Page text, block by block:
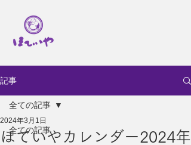
記事
全ての記事
全ての記事
ほていやカレンダー2024年
2024年3月1日